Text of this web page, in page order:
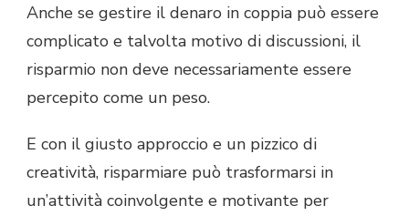
Anche se gestire il denaro in coppia può essere
complicato e talvolta motivo di discussioni, il
risparmio non deve necessariamente essere
percepito come un peso.
E con il giusto approccio e un pizzico di
creatività, risparmiare può trasformarsi in
un’attività coinvolgente e motivante per